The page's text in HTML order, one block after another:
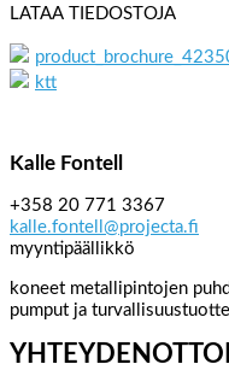
LATAA TIEDOSTOJA
ktt
Kalle Fontell
+358 20 771 3367
kalle.fontell@projecta.fi
myyntipäällikkö
koneet metallipintojen
pumput ja